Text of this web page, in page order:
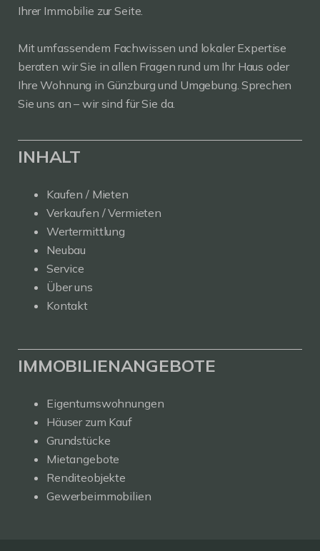
Ihrer Immobilie zur Seite.
Mit umfassendem Fachwissen und lokaler Expertise
beraten wir Sie in allen Fragen rund um Ihr Haus oder
Ihre Wohnung in Günzburg und Umgebung. Sprechen
Sie uns an – wir sind für Sie da.
INHALT
Kaufen / Mieten
Verkaufen / Vermieten
Wertermittlung
Neubau
Service
Über uns
Kontakt
IMMOBILIENANGEBOTE
Eigentumswohnungen
Häuser zum Kauf
Grundstücke
Mietangebote
Renditeobjekte
Gewerbeimmobilien